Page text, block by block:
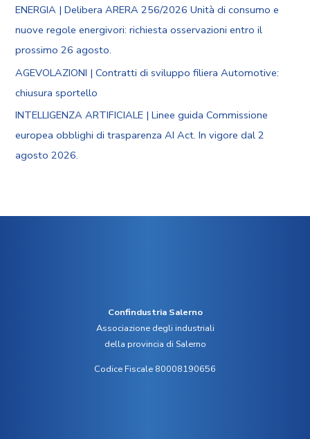
ENERGIA | Delibera ARERA 256/2026 Unità di consumo e
nuove regole energivori: richiesta osservazioni entro il
prossimo 26 agosto.
AGEVOLAZIONI | Contratti di sviluppo filiera Automotive:
chiusura sportello
INTELLIGENZA ARTIFICIALE | Linee guida Commissione
europea obblighi di trasparenza AI Act. In vigore dal 2
agosto 2026.
Confindustria Salerno
Associazione degli industriali
della provincia di Salerno
Codice Fiscale 80008190656